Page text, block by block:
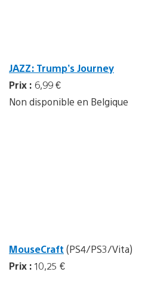
JAZZ: Trump’s Journey
Prix : 6,99 €
Non disponible en Belgique
MouseCraft (PS4/PS3/Vita)
Prix : 10,25 €